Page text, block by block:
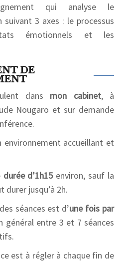
qui analyse le
3 axes : le processus
émotionnels et les
DE
dans mon cabinet, à
Nougaro et sur demande
environnement accueillant et
durée d’1h15 environ, sauf la
durer jusqu’à 2h.
séances est d’une fois par
entre 3 et 7 séances
est à régler à chaque fin de